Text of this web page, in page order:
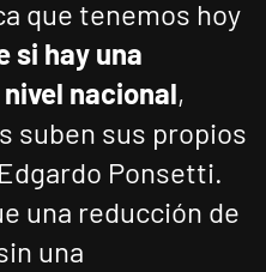
que tenemos hoy
si hay una
nacional,
suben sus propios
Ponsetti.
una reducción de
una